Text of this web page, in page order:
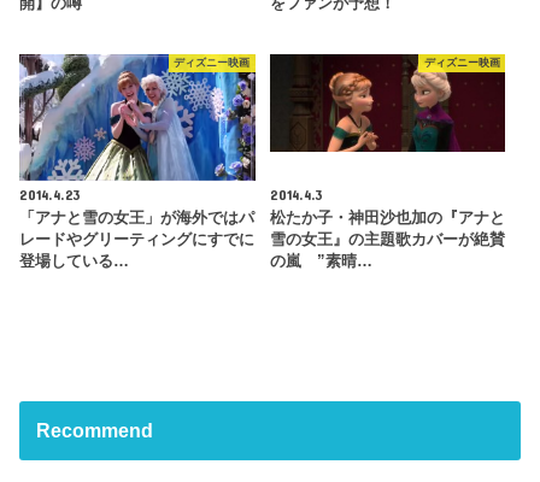
ディズニー映画
2014.4.23
「アナと雪の女王」が海外ではパ
レードやグリーティングにすでに
登場している…
ディズニー映画
2014.4.3
松たか子・神田沙也加の『アナと
雪の女王』の主題歌カバーが絶賛
の嵐 ”素晴…
Recommend